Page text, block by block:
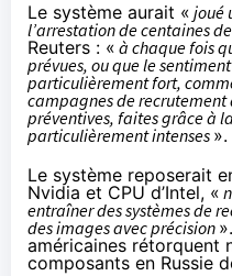
Le système aurait « joué
l’arrestation de centaines
Reuters : « à chaque fois
prévues, ou que le
particulièrement fort,
campagnes de recrutement
préventives, faites grâce à
particulièrement intenses ».
Le système reposerait
Nvidia et CPU d’Intel, «
entraîner des systèmes de
des images avec précision
américaines rétorquent
composants en Russie